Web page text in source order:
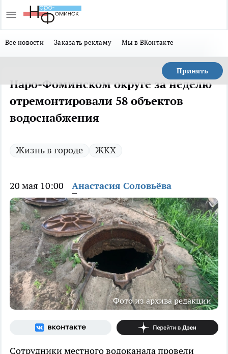
Все новости Заказать рекламу Мы в ВКонтакте
Принять
Наро-Фоминском округе за неделю
отремонтировали 58 объектов
водоснабжения
Жизнь в городе ЖКХ
20 мая 10:00 Анастасия Соловьёва
Фото из архива редакции
Сотрудники местного водоканала провели